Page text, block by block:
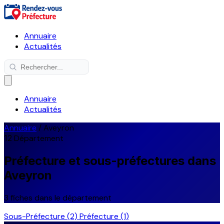
Annuaire
Actualités
Annuaire
Actualités
Annuaire /Aveyron
12 Département
Préfecture et sous-préfectures dans
Aveyron
3 fiches dans le département
Sous-Préfecture (2) Préfecture (1)